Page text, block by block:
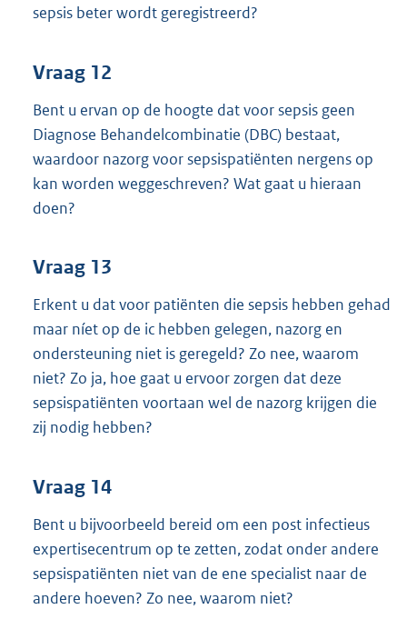
sepsis beter wordt geregistreerd?
Vraag 12
Bent u ervan op de hoogte dat voor sepsis geen
Diagnose Behandelcombinatie (DBC) bestaat,
waardoor nazorg voor sepsispatiënten nergens op
kan worden weggeschreven? Wat gaat u hieraan
doen?
Vraag 13
Erkent u dat voor patiënten die sepsis hebben gehad
maar níet op de ic hebben gelegen, nazorg en
ondersteuning niet is geregeld? Zo nee, waarom
niet? Zo ja, hoe gaat u ervoor zorgen dat deze
sepsispatiënten voortaan wel de nazorg krijgen die
zij nodig hebben?
Vraag 14
Bent u bijvoorbeeld bereid om een post infectieus
expertisecentrum op te zetten, zodat onder andere
sepsispatiënten niet van de ene specialist naar de
andere hoeven? Zo nee, waarom niet?